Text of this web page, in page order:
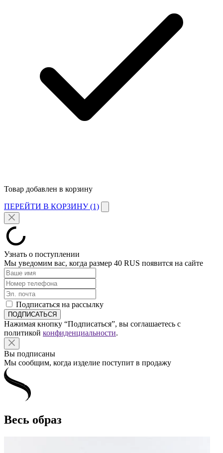
Товар добавлен в корзину
ПЕРЕЙТИ В КОРЗИНУ (1)
Узнать о поступлении
Мы уведомим вас, когда размер 40 RUS появится на сайте
Подписаться на рассылку
Нажимая кнопку “Подписаться”, вы соглашаетесь с
политикой конфиденциальности.
Вы подписаны
Мы сообщим, когда изделие поступит в продажу
Весь образ